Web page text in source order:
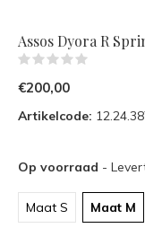
Assos Dyora R
€200,00
Artikelcode:
Op voorraad -
Maat S Maat M